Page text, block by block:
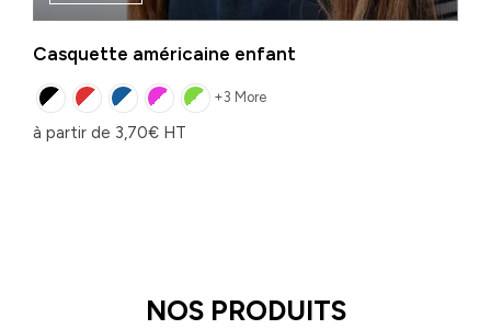
Casquette américaine enfant
+3 More
à partir de 3,70€ HT
NOS PRODUITS